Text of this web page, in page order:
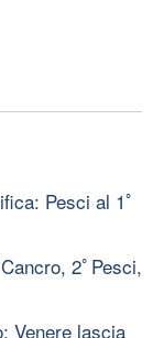
Pesci al 1ﾟ
2ﾟPesci,
Venere lascia